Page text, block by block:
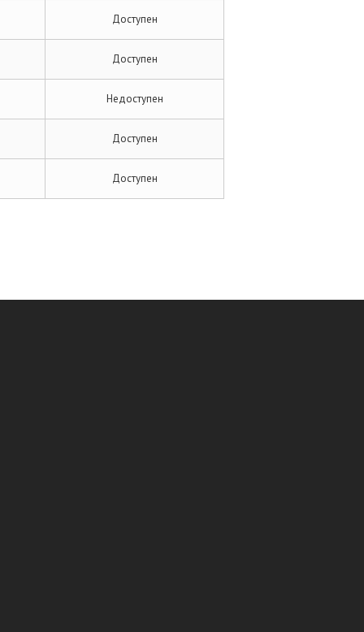
Доступен
Доступен
Недоступен
Доступен
Доступен